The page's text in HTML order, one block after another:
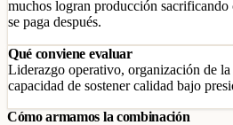
muchos logran producción sacrificando
se paga después.
Qué conviene evaluar
Liderazgo operativo, organización de
capacidad de sostener calidad bajo
Cómo armamos la combinación